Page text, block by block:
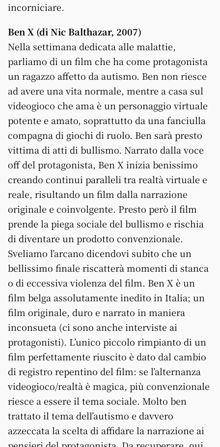
incorniciare.
Ben X (di Nic Balthazar, 2007)
Nella settimana dedicata alle malattie,
parliamo di un film che ha come protagonista
un ragazzo affetto da autismo. Ben non riesce
ad avere una vita normale, mentre a casa sul
videogioco che ama è un personaggio virtuale
potente e amato, soprattutto da una fanciulla
compagna di giochi di ruolo. Ben sarà presto
vittima di atti di bullismo. Narrato dalla voce
off del protagonista, Ben X inizia benissimo
creando continui paralleli tra realtà virtuale e
reale, risultando un film dalla narrazione
originale e coinvolgente. Presto però il film
prende la piega sociale del bullismo e rischia
di diventare un prodotto convenzionale.
Sveliamo l’arcano dicendovi subito che un
bellissimo finale riscatterà momenti di stanca
o di eccessiva violenza del film. Ben X è un
film belga assolutamente inedito in Italia; un
film originale, duro e narrato in maniera
inconsueta (ci sono anche interviste ai
protagonisti). L’unico piccolo rimpianto di un
film perfettamente riuscito è dato dal cambio
di registro repentino del film: se l’alternanza
videogioco/realtà è magica, più convenzionale
riesce a essere il tema sociale. Molto ben
trattato il tema dell’autismo e davvero
azzeccata la scelta di affidare la narrazione ai